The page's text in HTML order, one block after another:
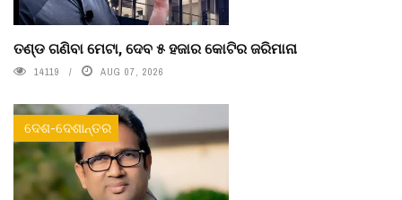
ତଣ୍ଡ ଗଣିବା ମେଟା, ଦେବ ୫ ହଜାର କୋଟିର ଜରିମାନା
14119 AUG 07, 2026
ଦେଶ-ଦେଶାନ୍ତର